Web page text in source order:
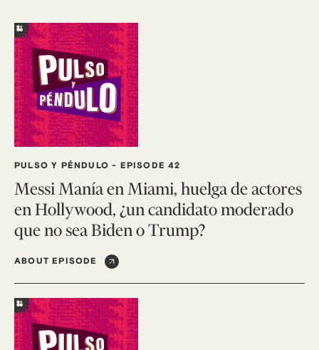
PULSO Y PÉNDULO - EPISODE 42
Messi Manía en Miami, huelga de actores
en Hollywood, ¿un candidato moderado
que no sea Biden o Trump?
ABOUT EPISODE